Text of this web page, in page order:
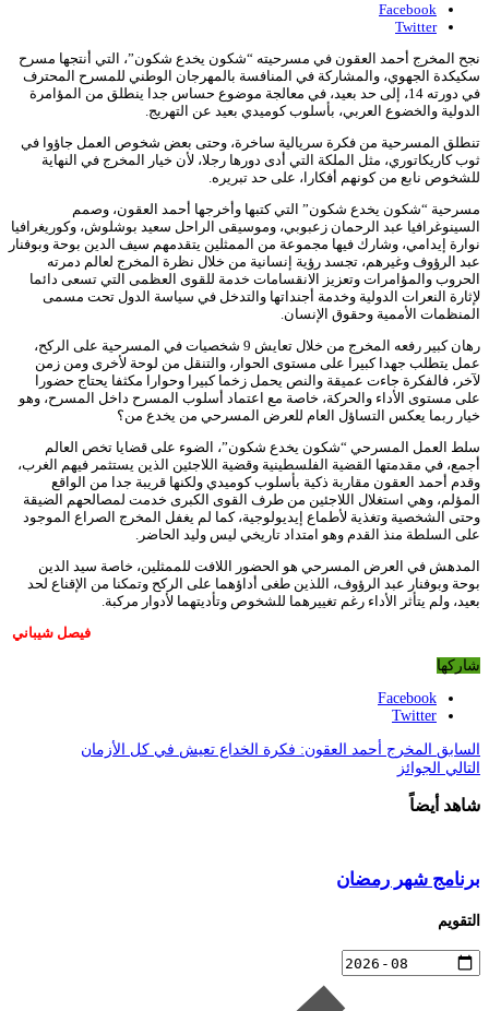
Facebook
Twitter
نجح المخرج أحمد العقون في مسرحيته “شكون يخدع شكون”، التي أنتجها مسرح
سكيكدة الجهوي، والمشاركة في المنافسة بالمهرجان الوطني للمسرح المحترف
في دورته 14، إلى حد بعيد، في معالجة موضوع حساس جدا ينطلق من المؤامرة
الدولية والخضوع العربي، بأسلوب كوميدي بعيد عن التهريج.
تنطلق المسرحية من فكرة سريالية ساخرة، وحتى بعض شخوص العمل جاؤوا في
ثوب كاريكاتوري، مثل الملكة التي أدى دورها رجلا، لأن خيار المخرج في النهاية
للشخوص نابع من كونهم أفكارا، على حد تبريره.
مسرحية “شكون يخدع شكون” التي كتبها وأخرجها أحمد العقون، وصمم
السينوغرافيا عبد الرحمان زعبوبي، وموسيقى الراحل سعيد بوشلوش، وكوريغرافيا
نوارة إيدامي، وشارك فيها مجموعة من الممثلين يتقدمهم سيف الدين بوحة وبوفنار
عبد الرؤوف وغيرهم، تجسد رؤية إنسانية من خلال نظرة المخرج لعالم دمرته
الحروب والمؤامرات وتعزيز الانقسامات خدمة للقوى العظمى التي تسعى دائما
لإثارة النعرات الدولية وخدمة أجنداتها والتدخل في سياسة الدول تحت مسمى
المنظمات الأممية وحقوق الإنسان.
رهان كبير رفعه المخرج من خلال تعايش 9 شخصيات في المسرحية على الركح،
عمل يتطلب جهدا كبيرا على مستوى الحوار، والتنقل من لوحة لأخرى ومن زمن
لآخر، فالفكرة جاءت عميقة والنص يحمل زخما كبيرا وحوارا مكثفا يحتاج حضورا
على مستوى الأداء والحركة، خاصة مع اعتماد أسلوب المسرح داخل المسرح، وهو
خيار ربما يعكس التساؤل العام للعرض المسرحي من يخدع من؟
سلط العمل المسرحي “شكون يخدع شكون”، الضوء على قضايا تخص العالم
أجمع، في مقدمتها القضية الفلسطينية وقضية اللاجئين الذين يستثمر فيهم الغرب،
وقدم أحمد العقون مقاربة ذكية بأسلوب كوميدي ولكنها قريبة جدا من الواقع
المؤلم، وهي استغلال اللاجئين من طرف القوى الكبرى خدمت لمصالحهم الضيقة
وحتى الشخصية وتغذية لأطماع إيديولوجية، كما لم يغفل المخرج الصراع الموجود
على السلطة منذ القدم وهو امتداد تاريخي ليس وليد الحاضر.
المدهش في العرض المسرحي هو الحضور اللافت للممثلين، خاصة سيد الدين
بوحة وبوفنار عبد الرؤوف، اللذين طغى أداؤهما على الركح وتمكنا من الإقناع لحد
بعيد، ولم يتأثر الأداء رغم تغييرهما للشخوص وتأديتهما لأدوار مركبة.
فيصل شيباني
شاركها
Facebook
Twitter
السابق المخرج أحمد العقون: فكرة الخداع تعيش في كل الأزمان
التالي الجوائز
شاهد أيضاً
برنامج شهر رمضان
التقويم